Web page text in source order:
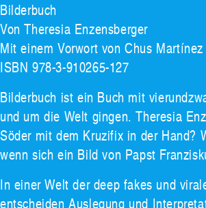
Bilderbuch
Von Theresia Enzensberger
Mit einem Vorwort von Chus
ISBN 978-3-910265-127
Bilderbuch ist ein Buch mit
und um die Welt gingen. Theresia
Söder mit dem Kruzifix in der Hand?
wenn sich ein Bild von Papst
In einer Welt der deep fakes und
entscheiden Auslegung und